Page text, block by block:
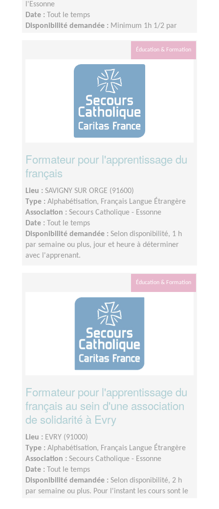
l'Essonne
Date :
Tout le temps
Disponibilité demandée : Minimum 1h 1/2 par
Éducation & Formation
Formateur pour l'apprentissage du
français
Lieu : SAVIGNY SUR ORGE (91600)
Type : Alphabétisation, Français Langue Étrangère
Association : Secours Catholique - Essonne
Date :
Tout le temps
Disponibilité demandée : Selon disponibilité, 1 h
par semaine ou plus, jour et heure à déterminer
avec l'apprenant.
Éducation & Formation
Formateur pour l'apprentissage du
français au sein d'une association
de solidarité à Evry
Lieu : EVRY (91000)
Type : Alphabétisation, Français Langue Étrangère
Association : Secours Catholique - Essonne
Date :
Tout le temps
Disponibilité demandée : Selon disponibilité, 2 h
par semaine ou plus. Pour l'instant les cours sont le